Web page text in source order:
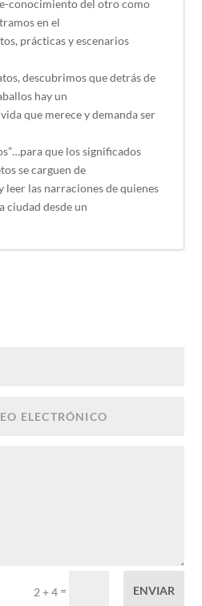
conocimiento del otro como
en el
prácticas y escenarios
descubrimos que detrás de
hay un
que merece y demanda ser
que los significados
se carguen de
leer las narraciones de quienes
ciudad desde un
2 + 4= ENVIAR